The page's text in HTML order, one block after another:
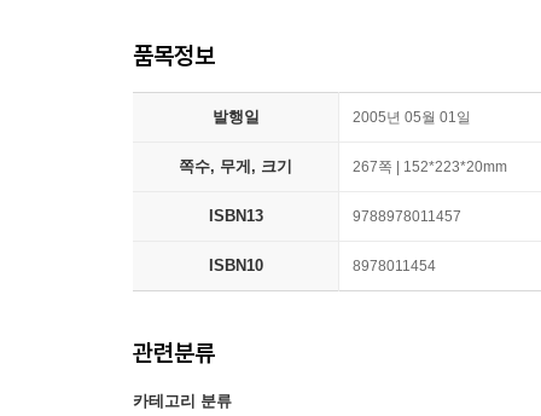
품목정보
발행일 2005년 05월 01일
쪽수, 무게, 크기 267쪽 | 152*223*20mm
ISBN13 9788978011457
ISBN10 8978011454
관련분류
카테고리 분류